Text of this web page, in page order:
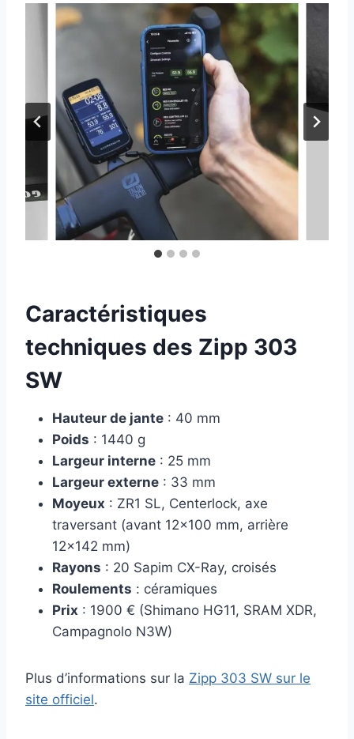
Caractéristiques
techniques des Zipp 303
SW
Hauteur de jante : 40 mm
Poids : 1440 g
Largeur interne : 25 mm
Largeur externe : 33 mm
Moyeux : ZR1 SL, Centerlock, axe
traversant (avant 12×100 mm, arrière
12×142 mm)
Rayons : 20 Sapim CX-Ray, croisés
Roulements : céramiques
Prix : 1900 € (Shimano HG11, SRAM XDR,
Campagnolo N3W)
Plus d’informations sur la Zipp 303 SW sur le
site officiel.